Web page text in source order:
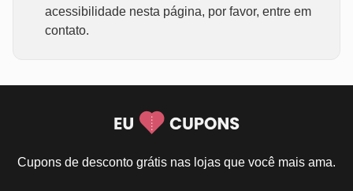
acessibilidade nesta página, por favor, entre em
contato.
Cupons de desconto grátis nas lojas que você mais ama.